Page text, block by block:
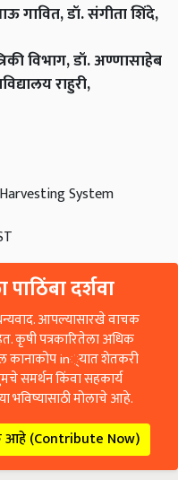
गावित,डॉ.संगीताशिंदे,
विभाग,डॉ.अण्णासाहेब
राहुरी,
System
दर्शवा
आपल्यासारखे वाचक
कृषी पत्रकारितेला अधिक
कानाकोप in्यात शेतकरी
समर्थन किंवा सहकार्य
मोलाचे आहे.
(Contribute Now)